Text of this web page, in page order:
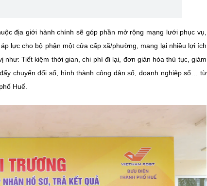
địa giới hành chính sẽ góp phần mở rộng mạng lưới phục vụ,
lực cho bộ phận một cửa cấp xã/phường, mang lại nhiều lợi ích
Tiết kiệm thời gian, chi phí đi lại, đơn giản hóa thủ tục, giảm
chuyển đổi số, hình thành công dân số, doanh nghiệp số… từ
Huế.